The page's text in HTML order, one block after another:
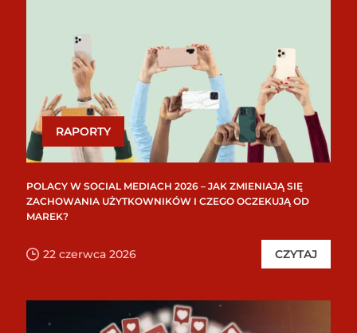
RAPORTY
POLACY W SOCIAL MEDIACH 2026 – JAK ZMIENIAJĄ SIĘ
ZACHOWANIA UŻYTKOWNIKÓW I CZEGO OCZEKUJĄ OD
MAREK?
22 czerwca 2026 CZYTAJ